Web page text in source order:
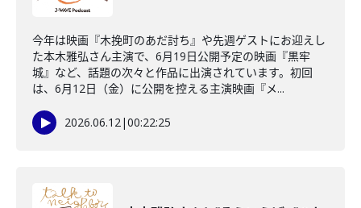
今年は映画『木挽町のあだ討ち』や先週ゲストにお迎えし
た本木雅弘さん主演で、6月19日公開予定の映画『黒牢
城』など、話題の次々と作品に出演されています。初回
は、6月12日（金）に公開を控える主演映画『メ...
2026.06.12|00:22:25